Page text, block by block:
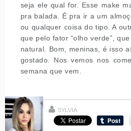
seja ele qual for. Esse make
pra balada. É pra ir a um
ou qualquer coisa do tipo. A
que pelo fator “olho verde”,
natural. Bom, meninas, é isso
gostado. Nos vemos nos
semana que vem.
SYLVIA